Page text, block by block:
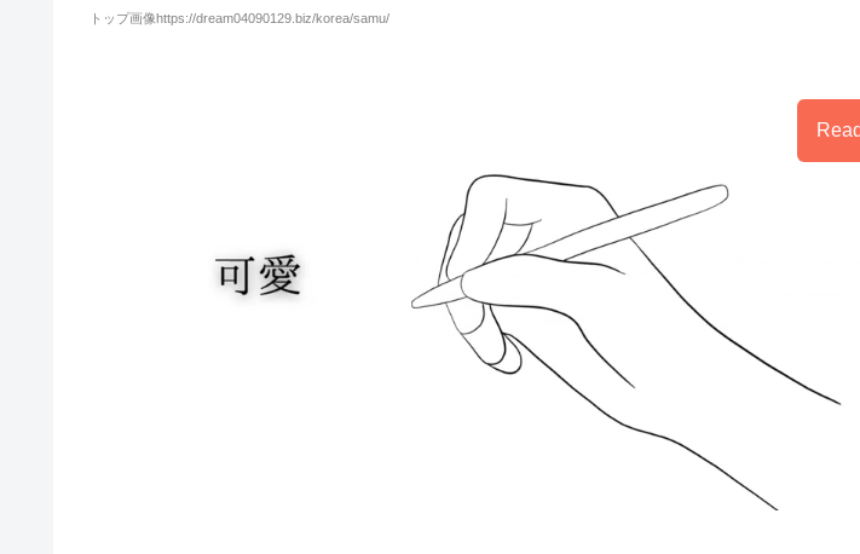
トップ画像https://dream04090129.biz/korea/samu/